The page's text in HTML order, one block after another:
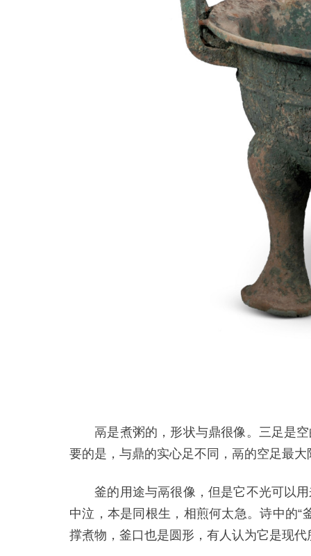
鬲是煮粥的，形状与鼎很像。三足是空
要的是，与鼎的实心足不同，鬲的空足最
釜的用途与鬲很像，但是它不光可以用
中泣，本是同根生，相煎何太急。诗中的
撑煮物，釜口也是圆形，有人认为它是现代